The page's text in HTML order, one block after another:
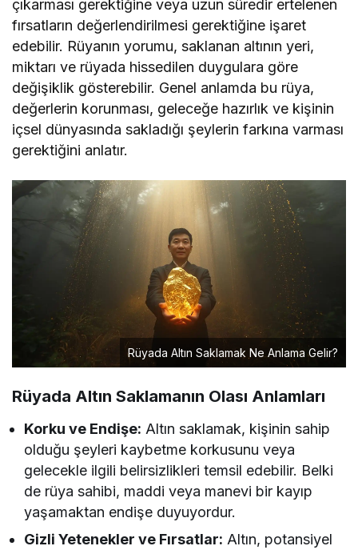
çıkarması gerektiğine veya uzun süredir ertelenen
fırsatların değerlendirilmesi gerektiğine işaret
edebilir. Rüyanın yorumu, saklanan altının yeri,
miktarı ve rüyada hissedilen duygulara göre
değişiklik gösterebilir. Genel anlamda bu rüya,
değerlerin korunması, geleceğe hazırlık ve kişinin
içsel dünyasında sakladığı şeylerin farkına varması
gerektiğini anlatır.
Rüyada Altın Saklamak Ne Anlama Gelir?
Rüyada Altın Saklamanın Olası Anlamları
Korku ve Endişe: Altın saklamak, kişinin sahip
olduğu şeyleri kaybetme korkusunu veya
gelecekle ilgili belirsizlikleri temsil edebilir. Belki
de rüya sahibi, maddi veya manevi bir kayıp
yaşamaktan endişe duyuyordur.
Gizli Yetenekler ve Fırsatlar: Altın, potansiyel